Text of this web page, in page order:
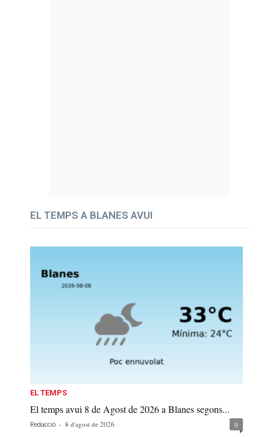
EL TEMPS A BLANES AVUI
EL TEMPS
El temps avui 8 de Agost de 2026 a Blanes segons...
Redacció - 8 d'agost de 2026 0